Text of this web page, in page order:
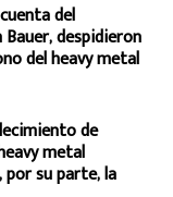
del
despidieron
del heavy metal
de
metal
por su parte, la